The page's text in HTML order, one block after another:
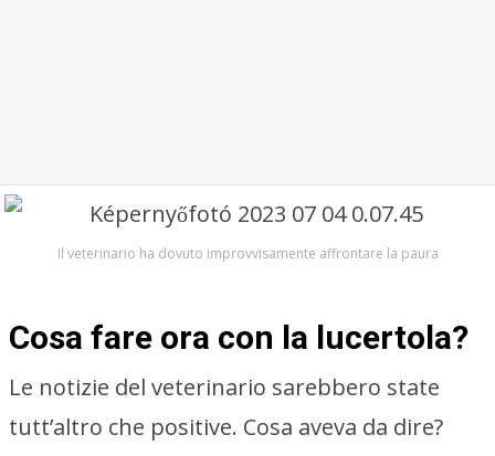
Il veterinario ha dovuto improvvisamente affrontare la paura
Cosa fare ora con la lucertola?
Le notizie del veterinario sarebbero state
tutt’altro che positive. Cosa aveva da dire?